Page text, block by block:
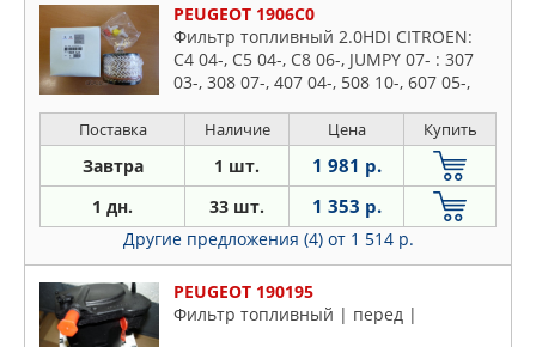
PEUGEOT 1906C0
Фильтр топливный 2.0HDI CITROEN:
C4 04-, C5 04-, C8 06-, JUMPY 07- : 307
03-, 308 07-, 407 04-, 508 10-, 607 05-,
Поставка Наличие Цена Купить
Завтра 1 шт. 1 981 р.
1 дн. 33 шт. 1 353 р.
Другие предложения (4) от 1 514 р.
PEUGEOT 190195
Фильтр топливный | перед |